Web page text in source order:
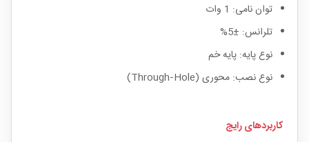
توان نامی: 1 وات
تلرانس: ±5%
نوع پایه: پایه خم
نوع نصب: محوری (Through‑Hole)
کاربردهای رایج